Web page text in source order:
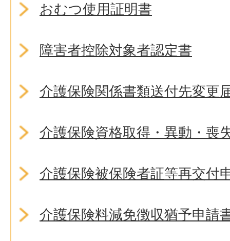
おむつ使用証明書
障害者控除対象者認定書
介護保険関係書類送付先変更
介護保険資格取得・異動・喪
介護保険被保険者証等再交付
介護保険料減免徴収猶予申請